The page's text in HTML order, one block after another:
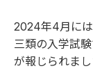
2024年4月に
三類の入学試
が報じられまし